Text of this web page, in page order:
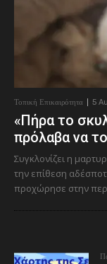
Τοπική Επικαιρότητα 5
«Πήρα το
πρόλαβα να
Συγκλονίζει η
την επίθεση
προχώρησε στην